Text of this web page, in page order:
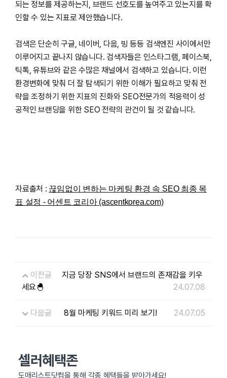
되는 정보를 제공하는지, 브랜드 선호도를 높여주고 있는지를 확
인할 수 있는 지표로 제안했습니다.
검색은 단순히 구글, 네이버, 다음, 빙 등등 검색엔진 사이에서만
이루어지고 끝나지 않습니다. 검색자들은 인스타그램, 페이스북,
틱톡, 유튜브와 같은 수많은 채널에서 검색하고 있습니다. 이런
환경변화에 맞춰 더 잘 탐색되기 위한 이해가 필요하고 맞춰 전
략을 조정하기 위한 지표의 진화와 SEO전문가의 적응력이 성
공적인 브랜딩을 위한 SEO 전략의 관건이 될 것 같습니다.
자료출처 : 끊임없이 변하는 마케팅 환경 속 SEO 최종 목
표 설정 - 어센트 코리아 (ascentkorea.com)
이전글
지금 당장 SNS에서 브랜드의 존재감을 키우
세요🐣
24.07.08
다음글 8월 마케팅 키워드 미리 보기! 24.07.05
셀러혜택존
도매리스트닷컴을 통해 각종 혜택들을 받아가세요!